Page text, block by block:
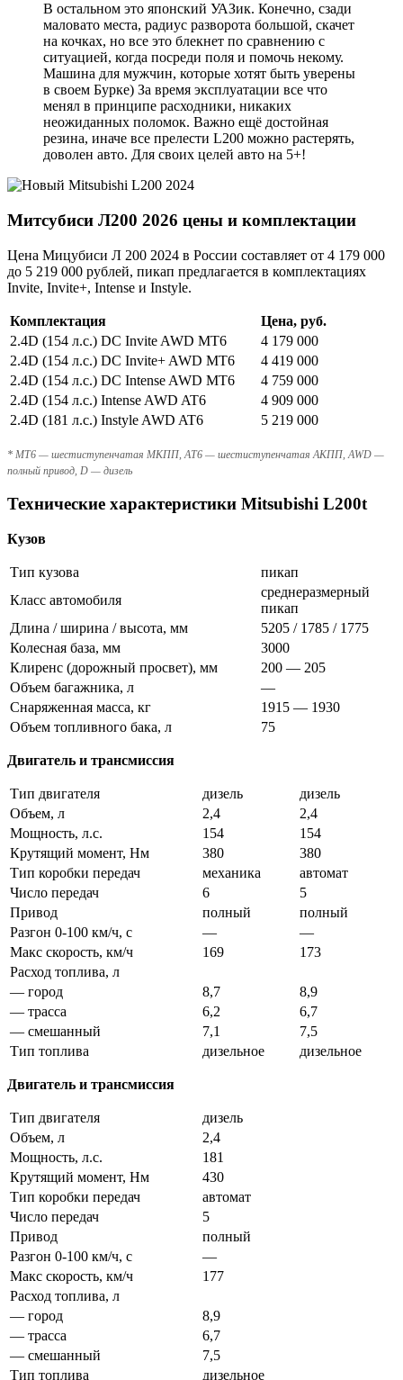
В остальном это японский УАЗик. Конечно, сзади
маловато места, радиус разворота большой, скачет
на кочках, но все это блекнет по сравнению с
ситуацией, когда посреди поля и помочь некому.
Машина для мужчин, которые хотят быть уверены
в своем Бурке) За время эксплуатации все что
менял в принципе расходники, никаких
неожиданных поломок. Важно ещё достойная
резина, иначе все прелести L200 можно растерять,
доволен авто. Для своих целей авто на 5+!
Митсубиси Л200 2026 цены и комплектации
Цена Мицубиси Л 200 2024 в России составляет от 4 179 000
до 5 219 000 рублей, пикап предлагается в комплектациях
Invite, Invite+, Intense и Instyle.
Комплектация
Цена, руб.
2.4D (154 л.с.) DC Invite AWD MT6
4 179 000
2.4D (154 л.с.) DC Invite+ AWD MT6
4 419 000
2.4D (154 л.с.) DC Intense AWD MT6
4 759 000
2.4D (154 л.с.) Intense AWD AT6
4 909 000
2.4D (181 л.с.) Instyle AWD AT6
5 219 000
* MT6 — шестиступенчатая МКПП, AT6 — шестиступенчатая АКПП, AWD —
полный привод, D — дизель
Технические характеристики Mitsubishi L200t
Кузов
Тип кузова
пикап
Класс автомобиля
среднеразмерный
пикап
Длина / ширина / высота, мм
5205 / 1785 / 1775
Колесная база, мм
3000
Клиренс (дорожный просвет), мм
200 — 205
Объем багажника, л
—
Снаряженная масса, кг
1915 — 1930
Объем топливного бака, л
75
Двигатель и трансмиссия
Тип двигателя дизель
дизель
Объем, л
2,4
2,4
Мощность, л.с.
154
154
Крутящий момент, Нм
380
380
Тип коробки передач
механика
автомат
Число передач
6
5
Привод
полный
полный
Разгон 0-100 км/ч, с
—
—
Макс скорость, км/ч
169
173
Расход топлива, л
— город
8,7
8,9
— трасса
6,2
6,7
— смешанный
7,1
7,5
Тип топлива
дизельное дизельное
Двигатель и трансмиссия
Тип двигателя
дизель
Объем, л
2,4
Мощность, л.с.
181
Крутящий момент, Нм
430
Тип коробки передач
автомат
Число передач
5
Привод
полный
Разгон 0-100 км/ч, с
—
Макс скорость, км/ч
177
Расход топлива, л
— город
8,9
— трасса
6,7
— смешанный
7,5
Тип топлива
дизельное